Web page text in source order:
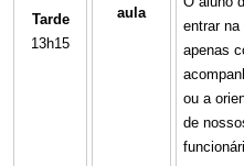
Tarde
13h15
aula
entrar na
apenas
ou a
de